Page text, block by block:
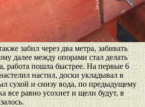
забил через два метра, забивать
далее между опорами стал делать
работа пошла быстрее. На первые 6
настил, доски укладывал в
сухой и снизу вода, по предыдущему
все равно усохнет и щели будут, в